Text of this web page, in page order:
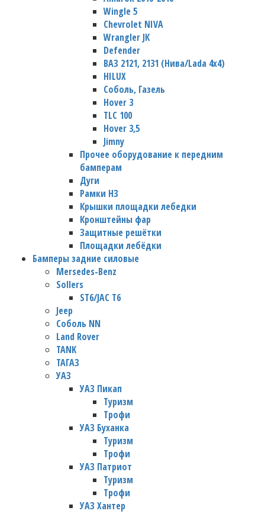
Wingle 5
Chevrolet NIVA
Wrangler JК
Defender
ВАЗ 2121, 2131 (Нива/Lada 4х4)
HILUX
Соболь, Газель
Hover 3
TLC 100
Hover 3,5
Jimny
Прочее оборудование к передним
бамперам
Дуги
Рамки НЗ
Крышки площадки лебедки
Кронштейны фар
Защитные решётки
Площадки лебёдки
Бамперы задние силовые
Mersedes-Benz
Sollers
ST6/JAC T6
Jeep
Соболь NN
Land Rover
TANK
ТАГАЗ
УАЗ
УАЗ Пикап
Туризм
Трофи
УАЗ Буханка
Туризм
Трофи
УАЗ Патриот
Туризм
Трофи
УАЗ Хантер